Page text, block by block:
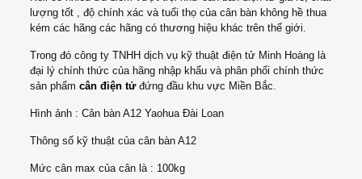
lượng tốt , độ chính xác và tuổi thọ của cân bàn không hề thua
kém các hãng các hãng có thương hiệu khác trên thế giới.
Trong đó công ty TNHH dịch vụ kỹ thuật điện tử Minh Hoàng là
đại lý chính thức của hãng nhập khẩu và phân phối chính thức
sản phẩm cân điện tửđứng đầu khu vực Miền Bắc.
Hình ảnh : Cân bàn A12 Yaohua Đài Loan
Thông số kỹ thuật của cân bàn A12
Mức cân max của cân là : 100kg